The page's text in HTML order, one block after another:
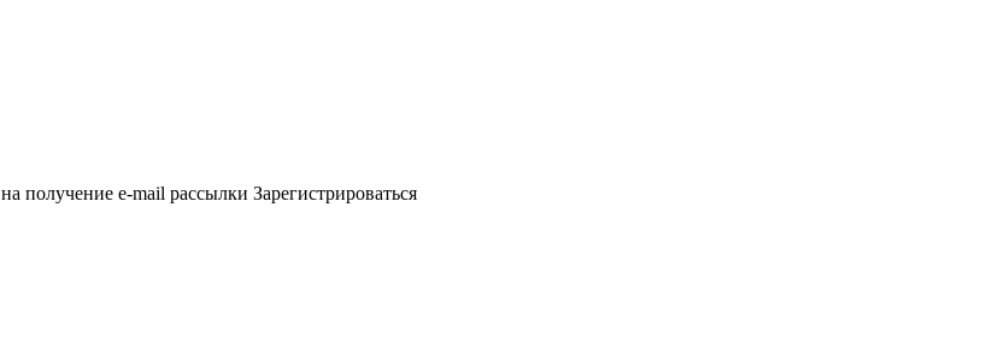
на получение e-mail рассылки Зарегистрироваться